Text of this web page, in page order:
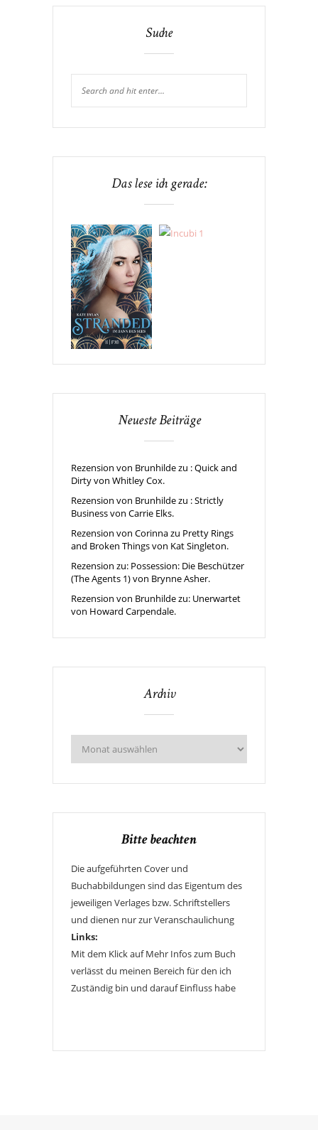
Suche
Das lese ich gerade:
Neueste Beiträge
Rezension von Brunhilde zu : Quick and
Dirty von Whitley Cox.
Rezension von Brunhilde zu : Strictly
Business von Carrie Elks.
Rezension von Corinna zu Pretty Rings
and Broken Things von Kat Singleton.
Rezension zu: Possession: Die Beschützer
(The Agents 1) von Brynne Asher.
Rezension von Brunhilde zu: Unerwartet
von Howard Carpendale.
Archiv
Bitte beachten
Die aufgeführten Cover und
Buchabbildungen sind das Eigentum des
jeweiligen Verlages bzw. Schriftstellers
und dienen nur zur Veranschaulichung
Links:
Mit dem Klick auf Mehr Infos zum Buch
verlässt du meinen Bereich für den ich
Zuständig bin und darauf Einfluss habe